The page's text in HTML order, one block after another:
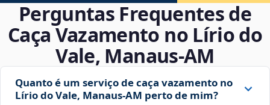
Perguntas Frequentes de
Caça Vazamento no Lírio do
Vale, Manaus‑AM
Quanto é um serviço de caça vazamento no
Lírio do Vale, Manaus‑AM perto de mim?